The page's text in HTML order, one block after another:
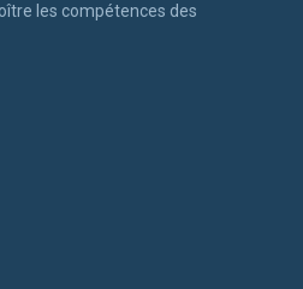
les compétences des